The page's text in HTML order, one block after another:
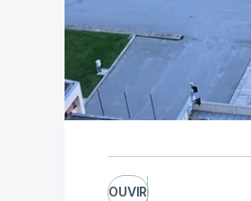
OUVIR